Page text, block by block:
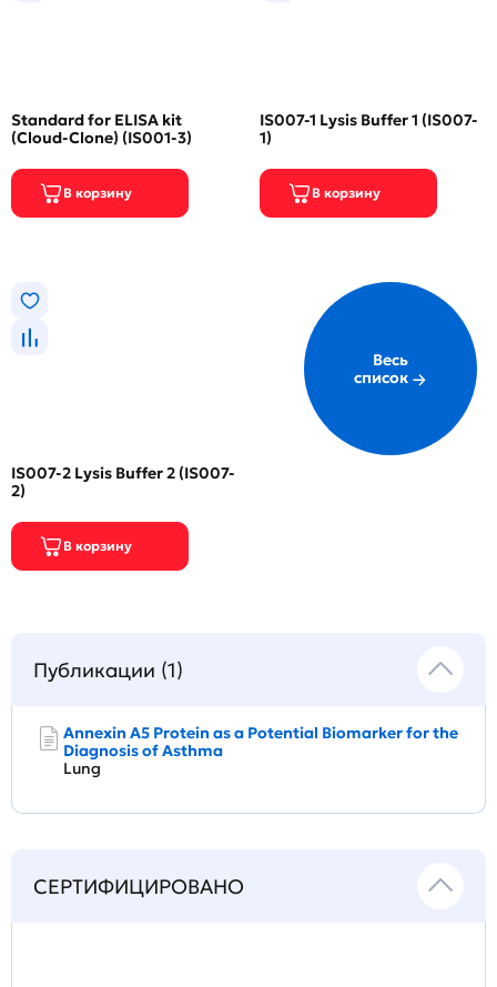
Standard for ELISA kit
(Cloud-Clone) (IS001-3)
IS007-1 Lysis Buffer 1 (IS007-
1)
IS007-2 Lysis Buffer 2 (IS007-
2)
Весь
список
Публикации (1)
Annexin A5 Protein as a Potential Biomarker for the
Diagnosis of Asthma
Lung
СЕРТИФИЦИРОВАНО